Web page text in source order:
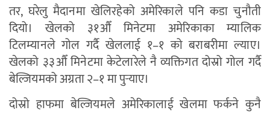
तर, घरेलु मैदानमा खेलिरहेको अमेरिकाले पनि कडा चुनौती
दियो। खेलको ३१औँ मिनेटमा अमेरिकाका म्यालिक
टिलम्यानले गोल गर्दै खेललाई १–१ को बराबरीमा ल्याए।
खेलको ३३औँ मिनेटमा केटेलारेले नै व्यक्तिगत दोस्रो गोल गर्दै
बेल्जियमको अग्रता २–१ मा पुर्‍याए।
दोस्रो हाफमा बेल्जियमले अमेरिकालाई खेलमा फर्कने कुनै